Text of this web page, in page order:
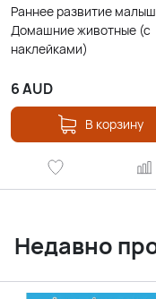
Раннее развитие
Домашние животные (с
наклейками)
6AUD
В корзину
Недавно